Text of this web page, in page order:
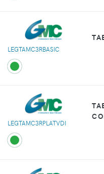
LEGTAMC3RBASIC
LEGTAMC3RPLATVDI